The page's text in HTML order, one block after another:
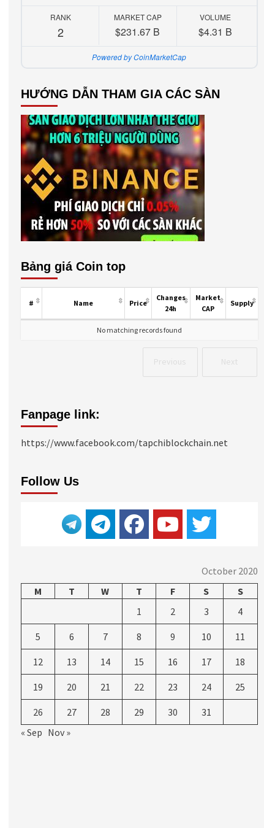
RANK
2
MARKET CAP
$231.67 B
VOLUME
$4.31 B
Powered by CoinMarketCap
HƯỚNG DẪN THAM GIA CÁC SÀN
Bảng giá Coin top
Previous Next
# Name Price
Changes
24h
Market
CAP
Supply
No matching records found
Fanpage link:
https://www.facebook.com/tapchiblockchain.net
Follow Us
October 2020
M
T W T F S
S
1
2 3 4
5 6 7 8 9 10 11
12 13 14 15 16 17 18
19 20 21 22 23 24 25
26 27 28 29 30
31
« Sep Nov »